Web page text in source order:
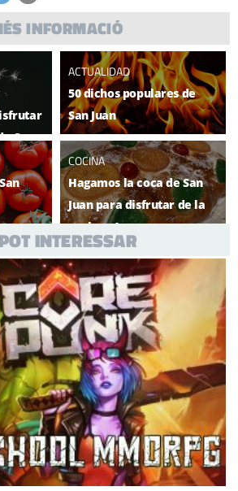
INFORMACIÓ
San
ACTUALIDAD
50 dichos populares de
San Juan
COCINA
Hagamos la coca de San
Juan para disfrutar de la
verbena!
INTERESSAR